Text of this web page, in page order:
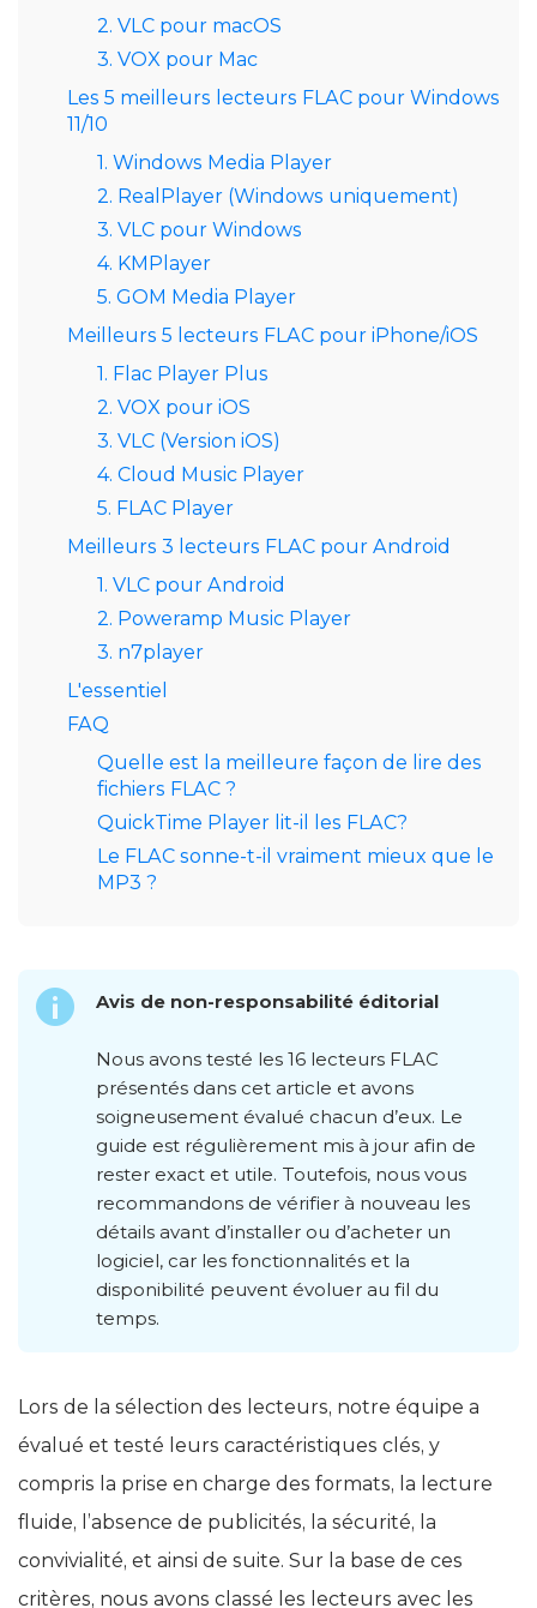
2. VLC pour macOS
3. VOX pour Mac
Les 5 meilleurs lecteurs FLAC pour Windows
11/10
1. Windows Media Player
2. RealPlayer (Windows uniquement)
3. VLC pour Windows
4. KMPlayer
5. GOM Media Player
Meilleurs 5 lecteurs FLAC pour iPhone/iOS
1. Flac Player Plus
2. VOX pour iOS
3. VLC (Version iOS)
4. Cloud Music Player
5. FLAC Player
Meilleurs 3 lecteurs FLAC pour Android
1. VLC pour Android
2. Poweramp Music Player
3. n7player
L'essentiel
FAQ
Quelle est la meilleure façon de lire des
fichiers FLAC ?
QuickTime Player lit-il les FLAC?
Le FLAC sonne-t-il vraiment mieux que le
MP3 ?
Avis de non-responsabilité éditorial
Nous avons testé les 16 lecteurs FLAC
présentés dans cet article et avons
soigneusement évalué chacun d’eux. Le
guide est régulièrement mis à jour afin de
rester exact et utile. Toutefois, nous vous
recommandons de vérifier à nouveau les
détails avant d’installer ou d’acheter un
logiciel, car les fonctionnalités et la
disponibilité peuvent évoluer au fil du
temps.
Lors de la sélection des lecteurs, notre équipe a
évalué et testé leurs caractéristiques clés, y
compris la prise en charge des formats, la lecture
fluide, l’absence de publicités, la sécurité, la
convivialité, et ainsi de suite. Sur la base de ces
critères, nous avons classé les lecteurs avec les